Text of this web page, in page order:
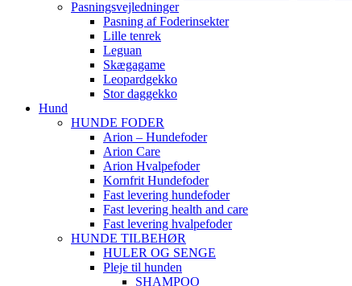
Pasningsvejledninger
Pasning af Foderinsekter
Lille tenrek
Leguan
Skægagame
Leopardgekko
Stor daggekko
Hund
HUNDE FODER
Arion – Hundefoder
Arion Care
Arion Hvalpefoder
Kornfrit Hundefoder
Fast levering hundefoder
Fast levering health and care
Fast levering hvalpefoder
HUNDE TILBEHØR
HULER OG SENGE
Pleje til hunden
SHAMPOO